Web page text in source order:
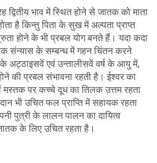
द्वितीय भाव में स्थित होने से जातक को माता
है किन्तु पिता के सुख में अल्पता प्राप्त
होने के भी प्रबल योग बनते हैं। यदा कदा
संन्यास के सम्बन्ध में गहन चिंतन करने
अट्ठाइसवें एवं उन्तालीसवें वर्ष के आयु में,
की प्रबल संभावना रहती है। ईश्वर का
पर कच्चे दूध का तिलक उत्तम रहता
भी उचित फल प्राप्ति में सहायक रहता
पुत्री के लालन पालन का दायित्व
जातक के लिए उचित रहता है।